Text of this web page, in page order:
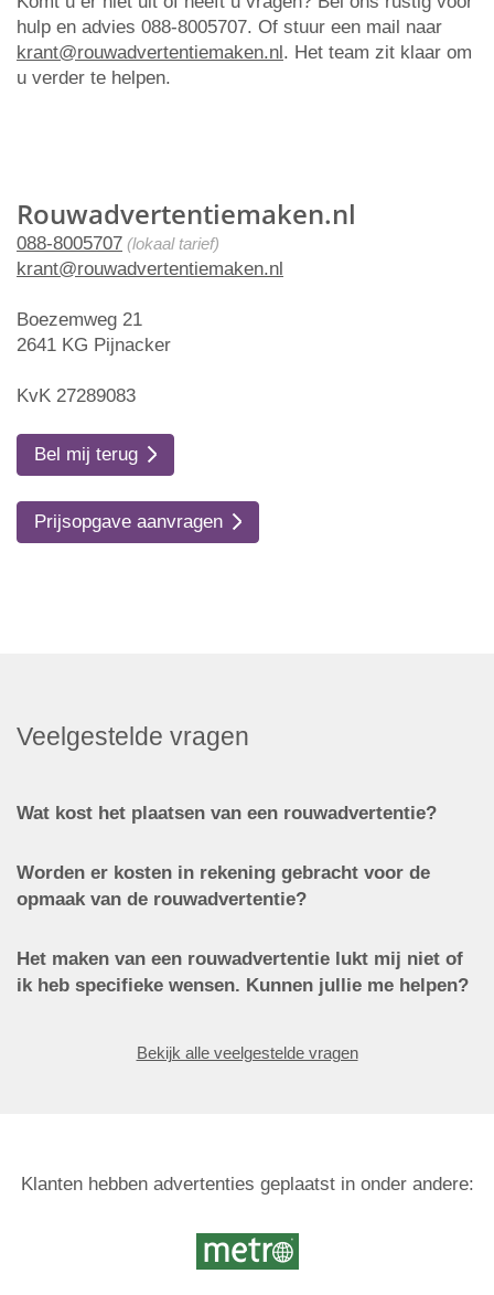
Rouwadvertentiemaken.nl
088-8005707 (lokaal tarief)
krant@rouwadvertentiemaken.nl
Boezemweg 21
2641 KG Pijnacker
KvK 27289083
Bel mij terug
Prijsopgave aanvragen
hulp en advies 088-8005707. Of stuur een mail naar
krant@rouwadvertentiemaken.nl. Het team zit klaar om
u verder te helpen.
Veelgestelde vragen
Wat kost het plaatsen van een rouwadvertentie?
Worden er kosten in rekening gebracht voor de
opmaak van de rouwadvertentie?
Het maken van een rouwadvertentie lukt mij niet of
ik heb specifieke wensen. Kunnen jullie me helpen?
Bekijk alle veelgestelde vragen
Klanten hebben advertenties geplaatst in onder andere: